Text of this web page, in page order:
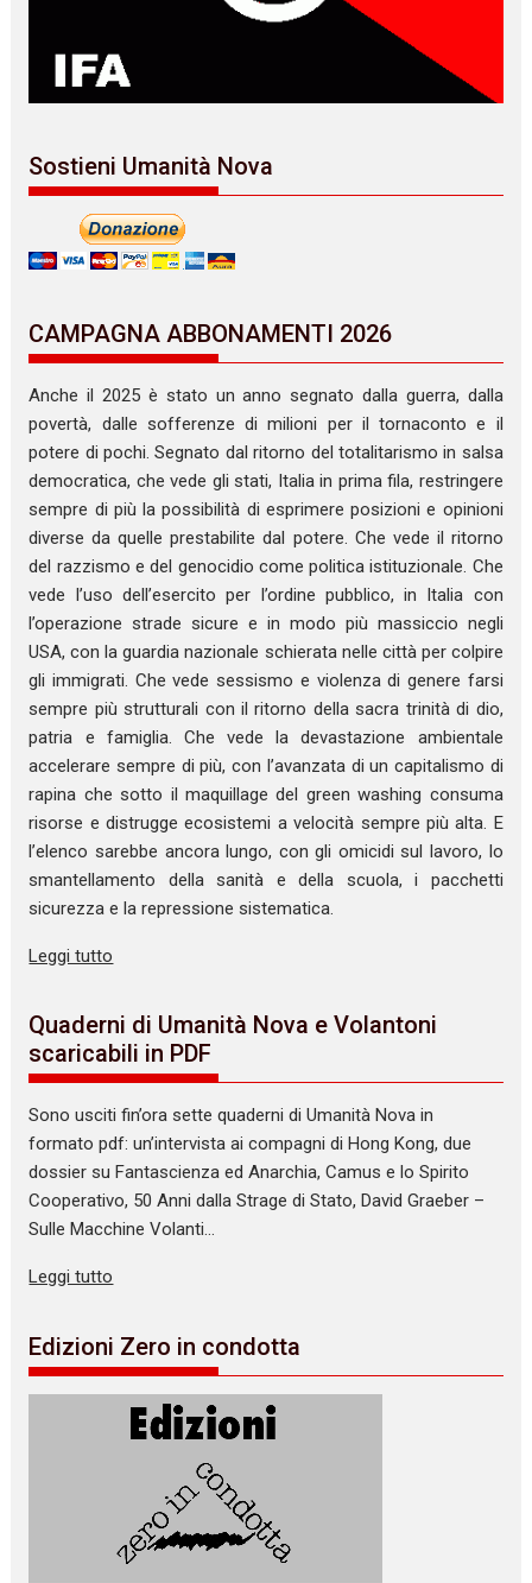
Sostieni Umanità Nova
CAMPAGNA ABBONAMENTI 2026
Anche il 2025 è stato un anno segnato dalla guerra, dalla
povertà, dalle sofferenze di milioni per il tornaconto e il
potere di pochi. Segnato dal ritorno del totalitarismo in salsa
democratica, che vede gli stati, Italia in prima fila, restringere
sempre di più la possibilità di esprimere posizioni e opinioni
diverse da quelle prestabilite dal potere. Che vede il ritorno
del razzismo e del genocidio come politica istituzionale. Che
vede l’uso dell’esercito per l’ordine pubblico, in Italia con
l’operazione strade sicure e in modo più massiccio negli
USA, con la guardia nazionale schierata nelle città per colpire
gli immigrati. Che vede sessismo e violenza di genere farsi
sempre più strutturali con il ritorno della sacra trinità di dio,
patria e famiglia. Che vede la devastazione ambientale
accelerare sempre di più, con l’avanzata di un capitalismo di
rapina che sotto il maquillage del green washing consuma
risorse e distrugge ecosistemi a velocità sempre più alta. E
l’elenco sarebbe ancora lungo, con gli omicidi sul lavoro, lo
smantellamento della sanità e della scuola, i pacchetti
sicurezza e la repressione sistematica.
Leggi tutto
Quaderni di Umanità Nova e Volantoni
scaricabili in PDF
Sono usciti fin’ora sette quaderni di Umanità Nova in
formato pdf: un’intervista ai compagni di Hong Kong, due
dossier su Fantascienza ed Anarchia, Camus e lo Spirito
Cooperativo, 50 Anni dalla Strage di Stato, David Graeber –
Sulle Macchine Volanti…
Leggi tutto
Edizioni Zero in condotta